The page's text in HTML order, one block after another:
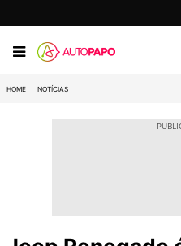
HOME NOTÍCIAS